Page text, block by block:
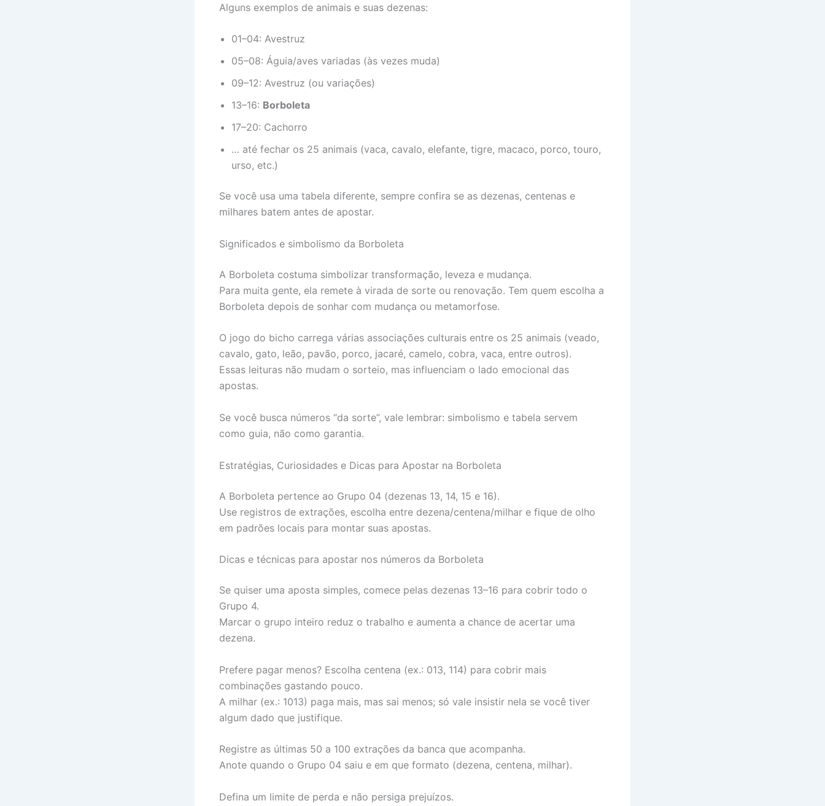
Alguns exemplos de animais e suas dezenas:
01–04: Avestruz
05–08: Águia/aves variadas (às vezes muda)
09–12: Avestruz (ou variações)
13–16: Borboleta
17–20: Cachorro
… até fechar os 25 animais (vaca, cavalo, elefante, tigre, macaco, porco, touro,
urso, etc.)
Se você usa uma tabela diferente, sempre confira se as dezenas, centenas e
milhares batem antes de apostar.
Significados e simbolismo da Borboleta
A Borboleta costuma simbolizar transformação, leveza e mudança.
Para muita gente, ela remete à virada de sorte ou renovação. Tem quem escolha a
Borboleta depois de sonhar com mudança ou metamorfose.
O jogo do bicho carrega várias associações culturais entre os 25 animais (veado,
cavalo, gato, leão, pavão, porco, jacaré, camelo, cobra, vaca, entre outros).
Essas leituras não mudam o sorteio, mas influenciam o lado emocional das
apostas.
Se você busca números “da sorte”, vale lembrar: simbolismo e tabela servem
como guia, não como garantia.
Estratégias, Curiosidades e Dicas para Apostar na Borboleta
A Borboleta pertence ao Grupo 04 (dezenas 13, 14, 15 e 16).
Use registros de extrações, escolha entre dezena/centena/milhar e fique de olho
em padrões locais para montar suas apostas.
Dicas e técnicas para apostar nos números da Borboleta
Se quiser uma aposta simples, comece pelas dezenas 13–16 para cobrir todo o
Grupo 4.
Marcar o grupo inteiro reduz o trabalho e aumenta a chance de acertar uma
dezena.
Prefere pagar menos? Escolha centena (ex.: 013, 114) para cobrir mais
combinações gastando pouco.
A milhar (ex.: 1013) paga mais, mas sai menos; só vale insistir nela se você tiver
algum dado que justifique.
Registre as últimas 50 a 100 extrações da banca que acompanha.
Anote quando o Grupo 04 saiu e em que formato (dezena, centena, milhar).
Defina um limite de perda e não persiga prejuízos.